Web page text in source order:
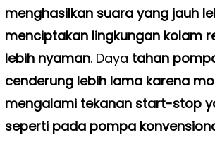
menghasilkan suara yang jauh
menciptakan lingkungan kolam
lebih nyaman. Daya tahan
cenderung lebih lama karena
mengalami tekanan start-stop
seperti pada pompa